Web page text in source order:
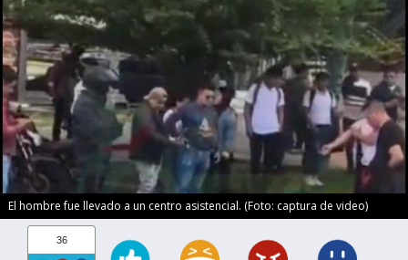
El hombre fue llevado a un centro asistencial. (Foto: captura de video)
36